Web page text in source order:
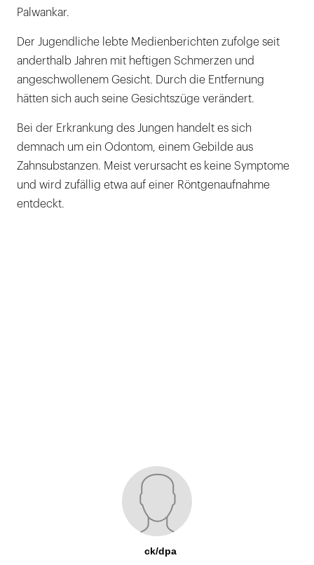
Palwankar.
Der Jugendliche lebte Medienberichten zufolge seit
anderthalb Jahren mit heftigen Schmerzen und
angeschwollenem Gesicht. Durch die Entfernung
hätten sich auch seine Gesichtszüge verändert.
Bei der Erkrankung des Jungen handelt es sich
demnach um ein Odontom, einem Gebilde aus
Zahnsubstanzen. Meist verursacht es keine Symptome
und wird zufällig etwa auf einer Röntgenaufnahme
entdeckt.
ck/dpa